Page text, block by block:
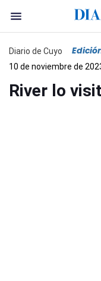
Diario de Cuyo
10 de noviembre de
River lo